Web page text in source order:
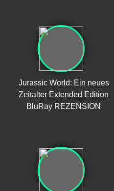
Jurassic World: Ein neues
Zeitalter Extended Edition
BluRay REZENSION